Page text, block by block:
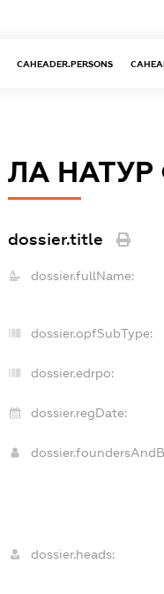
CAHEADER.PERSONS
ЛА НАТУР
dossier.title
dossier.fullName:
dossier.opfSubType:
dossier.edrpo:
dossier.regDate:
dossier.heads: